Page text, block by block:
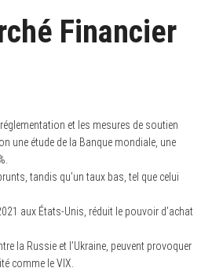
Financier
et les mesures de soutien
une étude de la Banque mondiale, une
tandis qu’un taux bas, tel que celui
aux États-Unis, réduit le pouvoir d’achat
la Russie et l’Ukraine, peuvent provoquer
comme le VIX.